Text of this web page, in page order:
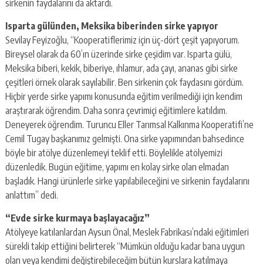
sirkenin faydalarını da aktardı.
Isparta gülünden, Meksika biberinden sirke yapıyor
Sevilay Feyizoğlu, “Kooperatiflerimiz için üç-dört çeşit yapıyorum.
Bireysel olarak da 60’ın üzerinde sirke çeşidim var. Isparta gülü,
Meksika biberi, kekik, biberiye, ıhlamur, ada çayı, ananas gibi sirke
çeşitleri örnek olarak sayılabilir. Ben sirkenin çok faydasını gördüm.
Hiçbir yerde sirke yapımı konusunda eğitim verilmediği için kendim
araştırarak öğrendim. Daha sonra çevrimiçi eğitimlere katıldım.
Deneyerek öğrendim. Turuncu Eller Tarımsal Kalkınma Kooperatifi’ne
Cemil Tugay başkanımız gelmişti. Ona sirke yapımından bahsedince
böyle bir atölye düzenlemeyi teklif etti. Böylelikle atölyemizi
düzenledik. Bugün eğitime, yapımı en kolay sirke olan elmadan
başladık. Hangi ürünlerle sirke yapılabileceğini ve sirkenin faydalarını
anlattım” dedi.
“Evde sirke kurmaya başlayacağız”
Atölyeye katılanlardan Aysun Önal, Meslek Fabrikası’ndaki eğitimleri
sürekli takip ettiğini belirterek “Mümkün olduğu kadar bana uygun
olan veya kendimi değiştirebileceğim bütün kurslara katılmaya